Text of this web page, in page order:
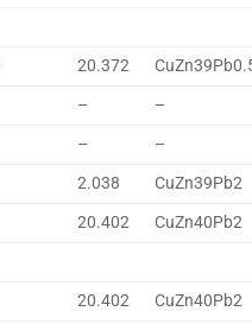
20.372
–
–
–
–
2.038
CuZn39Pb2
20.402 CuZn40Pb2
20.402 CuZn40Pb2